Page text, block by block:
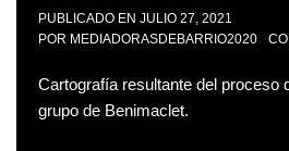
PUBLICADO EN JULIO 27, 2021
POR MEDIADORASDEBARRIO2020
Cartografía resultante del proceso
grupo de Benimaclet.